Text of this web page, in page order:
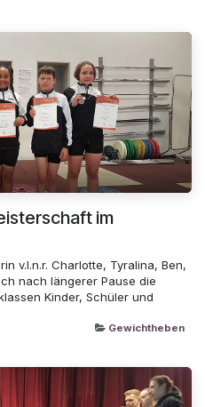
im
v.l.n.r. Charlotte, Tyralina, Ben,
nach längerer Pause die
Kinder, Schüler und
Gewichtheben